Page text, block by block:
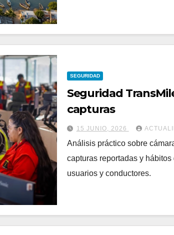
SEGURIDAD
Seguridad
capturas
15 JUNIO, 2026
Análisis práctico sobre
capturas reportadas y
usuarios y conductores.